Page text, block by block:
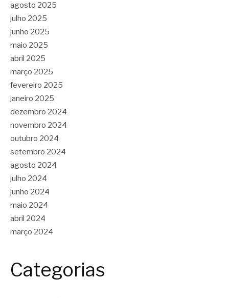
agosto 2025
julho 2025
junho 2025
maio 2025
abril 2025
março 2025
fevereiro 2025
janeiro 2025
dezembro 2024
novembro 2024
outubro 2024
setembro 2024
agosto 2024
julho 2024
junho 2024
maio 2024
abril 2024
março 2024
Categorias